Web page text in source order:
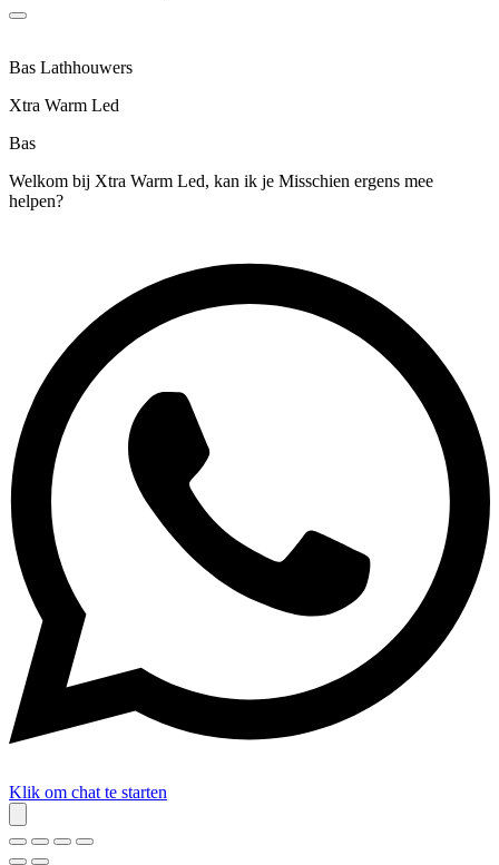
Bas Lathhouwers
Xtra Warm Led
Bas
Welkom bij Xtra Warm Led, kan ik je Misschien ergens mee
helpen?
Klik om chat te starten